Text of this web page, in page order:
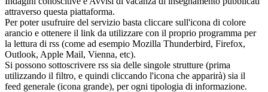
attraverso questa piattaforma.
Per poter usufruire del servizio basta cliccare sull'icona di colore
arancio e ottenere il link da utilizzare con il proprio programma per
la lettura di rss (come ad esempio Mozilla Thunderbird, Firefox,
Outlook, Apple Mail, Vienna, etc).
Si possono sottoscrivere rss sia delle singole strutture (prima
utilizzando il filtro, e quindi cliccando l'icona che apparirà) sia il
feed generale (icona grande), per ogni tipologia di informazione.